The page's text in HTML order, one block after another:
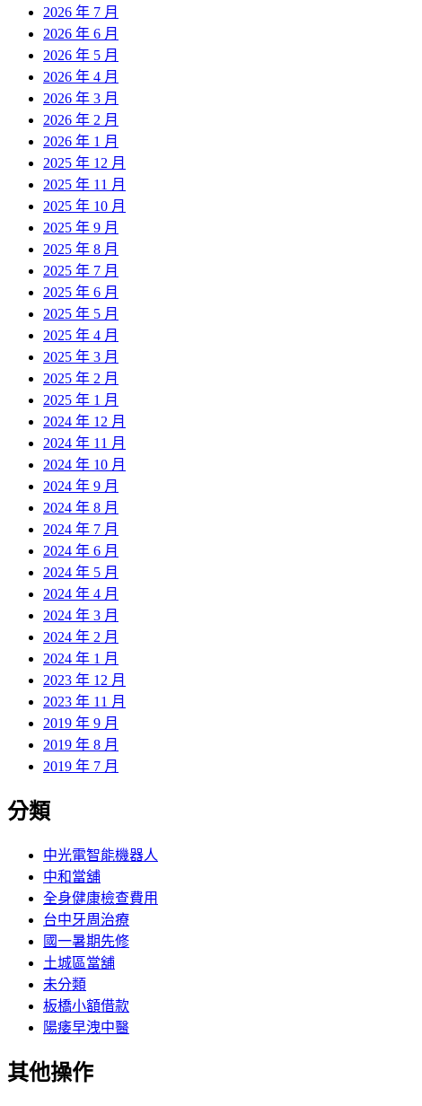
2026 年 7 月
2026 年 6 月
2026 年 5 月
2026 年 4 月
2026 年 3 月
2026 年 2 月
2026 年 1 月
2025 年 12 月
2025 年 11 月
2025 年 10 月
2025 年 9 月
2025 年 8 月
2025 年 7 月
2025 年 6 月
2025 年 5 月
2025 年 4 月
2025 年 3 月
2025 年 2 月
2025 年 1 月
2024 年 12 月
2024 年 11 月
2024 年 10 月
2024 年 9 月
2024 年 8 月
2024 年 7 月
2024 年 6 月
2024 年 5 月
2024 年 4 月
2024 年 3 月
2024 年 2 月
2024 年 1 月
2023 年 12 月
2023 年 11 月
2019 年 9 月
2019 年 8 月
2019 年 7 月
分類
中光電智能機器人
中和當舖
全身健康檢查費用
台中牙周治療
國一暑期先修
土城區當舖
未分類
板橋小額借款
陽痿早洩中醫
其他操作